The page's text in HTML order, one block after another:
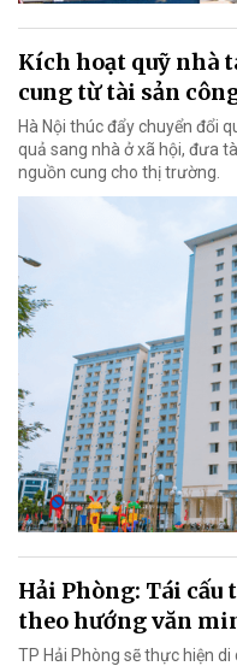
Kích hoạt quỹ nhà
cung từ tài sản
Hà Nội thúc đẩy chuyển đổi
quả sang nhà ở xã hội, đưa
nguồn cung cho thị trường.
Hải Phòng: Tái
theo hướng văn
TP Hải Phòng sẽ thực hiện